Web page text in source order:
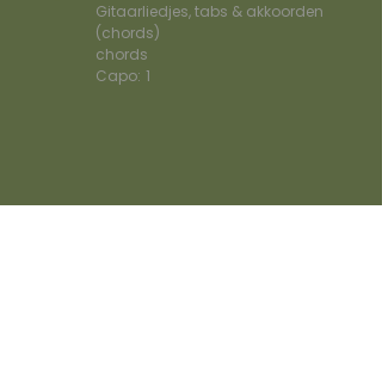
Gitaarliedjes, tabs & akkoorden
(chords)
chords
Capo: 1